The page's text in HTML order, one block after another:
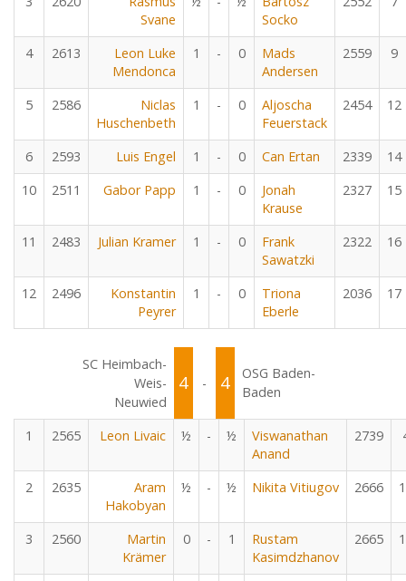
Svane
Socko
4 2613
Leon Luke
Mendonca
1 - 0
Mads
Andersen
2559 9
5 2586
Niclas
Huschenbeth
1 - 0
Aljoscha
Feuerstack
2454 12
6 2593 Luis Engel 1 - 0 Can Ertan 2339
14
10
2511 Gabor Papp 1 - 0
Jonah
Krause
2327 15
11 2483 Julian Kramer 1 - 0
Frank
Sawatzki
2322 16
12 2496
Konstantin
Peyrer
1 - 0
Triona
Eberle
2036 17
SC Heimbach-
Weis-
Neuwied
4 - 4
OSG Baden-
Baden
1 2565 Leon Livaic ½ - ½
Viswanathan
Anand
2739
2 2635
Aram
Hakobyan
½ - ½ Nikita Vitiugov 2666
3 2560
Martin
Krämer
0 - 1
Rustam
Kasimdzhanov
2665